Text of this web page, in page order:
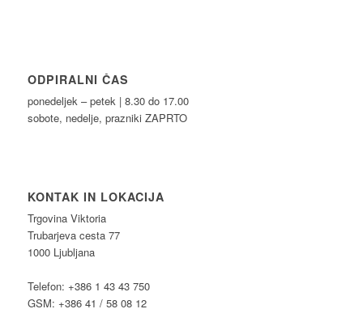
ODPIRALNI ČAS
ponedeljek – petek | 8.30 do 17.00
sobote, nedelje, prazniki ZAPRTO
KONTAK IN LOKACIJA
Trgovina Viktoria
Trubarjeva cesta 77
1000 Ljubljana
Telefon: +386 1 43 43 750
GSM: +386 41 / 58 08 12